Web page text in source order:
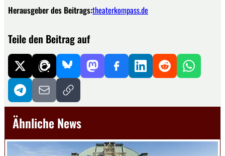
Herausgeber des Beitrags:theaterkompass.de
Teile den Beitrag auf
Ähnliche News